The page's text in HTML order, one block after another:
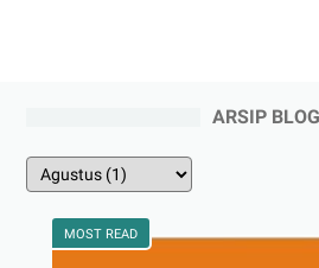
ARSIP BLOG
MOST READ